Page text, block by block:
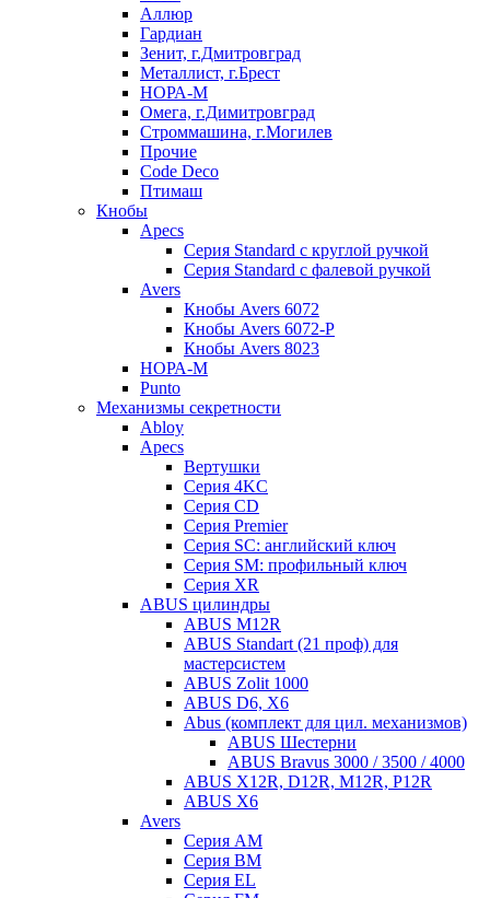
Аллюр
Гардиан
Зенит, г.Дмитровград
Металлист, г.Брест
НОРА-М
Омега, г.Димитровград
Строммашина, г.Могилев
Прочие
Code Deco
Птимаш
Кнобы
Apecs
Серия Standard с круглой ручкой
Серия Standard с фалевой ручкой
Avers
Кнобы Avers 6072
Кнобы Avers 6072-P
Кнобы Avers 8023
НОРА-М
Punto
Механизмы секретности
Abloy
Apecs
Вертушки
Серия 4KC
Серия CD
Серия Premier
Серия SC: английский ключ
Серия SM: профильный ключ
Серия XR
ABUS цилиндры
ABUS M12R
ABUS Standart (21 проф) для
мастерсистем
ABUS Zolit 1000
ABUS D6, X6
Abus (комплект для цил. механизмов)
ABUS Шестерни
ABUS Bravus 3000 / 3500 / 4000
ABUS X12R, D12R, M12R, P12R
ABUS X6
Avers
Серия AM
Серия BM
Серия EL